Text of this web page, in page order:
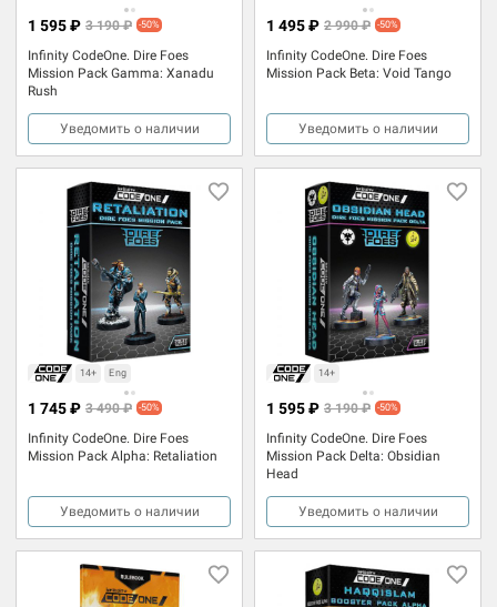
Infinity CodeOne. Dire Foes
Mission Pack Gamma: Xanadu
Rush
1 595 ₽ 3 190 ₽ -50%
Уведомить о наличии
Infinity CodeOne. Dire Foes
Mission Pack Beta: Void Tango
1 495 ₽ 2 990 ₽ -50%
Уведомить о наличии
14+ Eng
Infinity CodeOne. Dire Foes
Mission Pack Alpha: Retaliation
1 745 ₽ 3 490 ₽ -50%
Уведомить о наличии
14+
Infinity CodeOne. Dire Foes
Mission Pack Delta: Obsidian
Head
1 595 ₽ 3 190 ₽ -50%
Уведомить о наличии